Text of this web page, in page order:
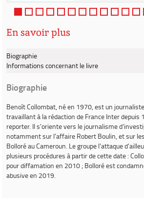
En savoir plus
Biographie
Informations concernant le livre
Biographie
Benoît Collombat, né en 1970, est un
travaillant à la rédaction de France Inter depuis
reporter. Il s'oriente vers le journalisme
notamment sur l'affaire Robert Boulin, et sur
Bolloré au Cameroun. Le groupe l'attaque
plusieurs procédures à partir de cette date :
pour diffamation en 2010 ; Bolloré est
abusive en 2019.